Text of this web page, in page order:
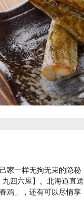
家一样无拘无束的隐秘
四六屋】。北海道直送
鸡」，还有可以尽情享